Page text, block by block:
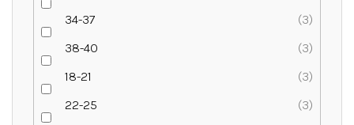
34-37
3
38-40
3
18-21
3
22-25
3